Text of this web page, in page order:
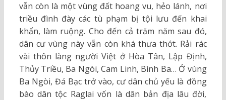
vẫn còn là một vùng đất hoang vu, hẻo lánh, nơi
triều đình đày các tù phạm bị tội lưu đến khai
khẩn, làm ruộng. Cho đến cả trăm năm sau đó,
dân cư vùng này vẫn còn khá thưa thớt. Rải rác
vài thôn làng người Việt ở Hòa Tân, Lập Định,
Thủy Triều, Ba Ngòi, Cam Linh, Bình Ba… Ở vùng
Ba Ngòi, Đá Bạc trở vào, cư dân chủ yếu là đồng
bào dân tộc Raglai vốn là dân bản địa lâu đời,